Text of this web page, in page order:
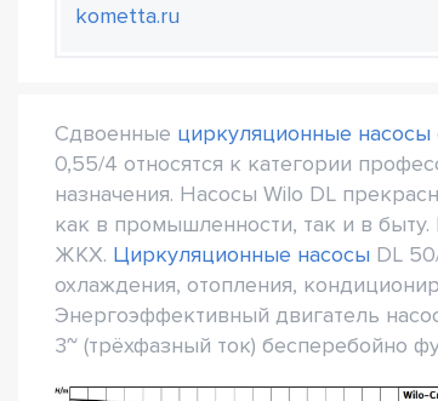
kometta.ru
Сдвоенные циркуляционные насосы
0,55/4 относятся к категории
назначения. Насосы Wilo DL
как в промышленности, так и в
ЖКХ. Циркуляционные насосы DL
охлаждения, отопления,
Энергоэффективный двигатель
3~ (трёхфазный ток) бесперебойно